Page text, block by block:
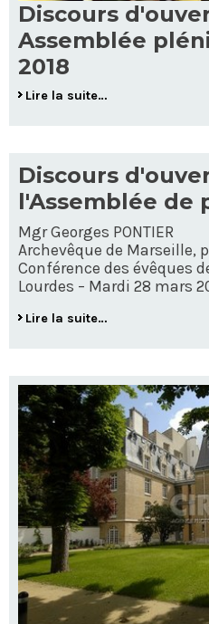
Discours
Assemblée
2018
Lire la suite…
Discours
l'Assemblée de
Mgr Georges PONTIER
Archevêque de Marseille,
Conférence des évêques
Lourdes – Mardi 28 mars
Lire la suite…